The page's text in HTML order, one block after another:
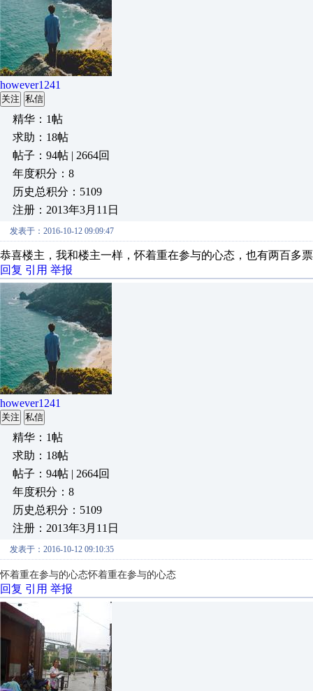
however1241
关注 私信
精华：1帖
求助：18帖
帖子：94帖 | 2664回
年度积分：8
历史总积分：5109
注册：2013年3月11日
发表于：2016-10-12 09:09:47
恭喜楼主，我和楼主一样，怀着重在参与的心态，也有两百多
回复 引用 举报
however1241
关注 私信
精华：1帖
求助：18帖
帖子：94帖 | 2664回
年度积分：8
历史总积分：5109
注册：2013年3月11日
发表于：2016-10-12 09:10:35
怀着重在参与的心态怀着重在参与的心态
回复 引用 举报